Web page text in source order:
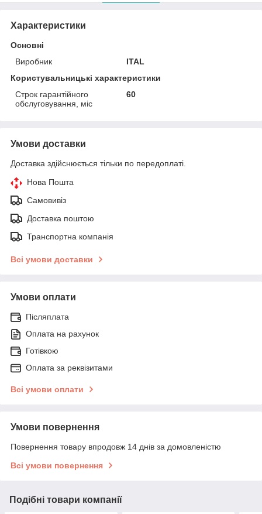
Характеристики
Основні
Виробник
ITAL
Користувальницькі характеристики
Строк гарантійного
обслуговування, міс
60
Умови доставки
Доставка здійснюється тільки по передоплаті.
Нова Пошта
Самовивіз
Доставка поштою
Транспортна компанія
Всі умови доставки
Умови оплати
Післяплата
Оплата на рахунок
Готівкою
Оплата за реквізитами
Всі умови оплати
Умови повернення
Повернення товару впродовж 14 днів за домовленістю
Всі умови повернення
Подібні товари компанії